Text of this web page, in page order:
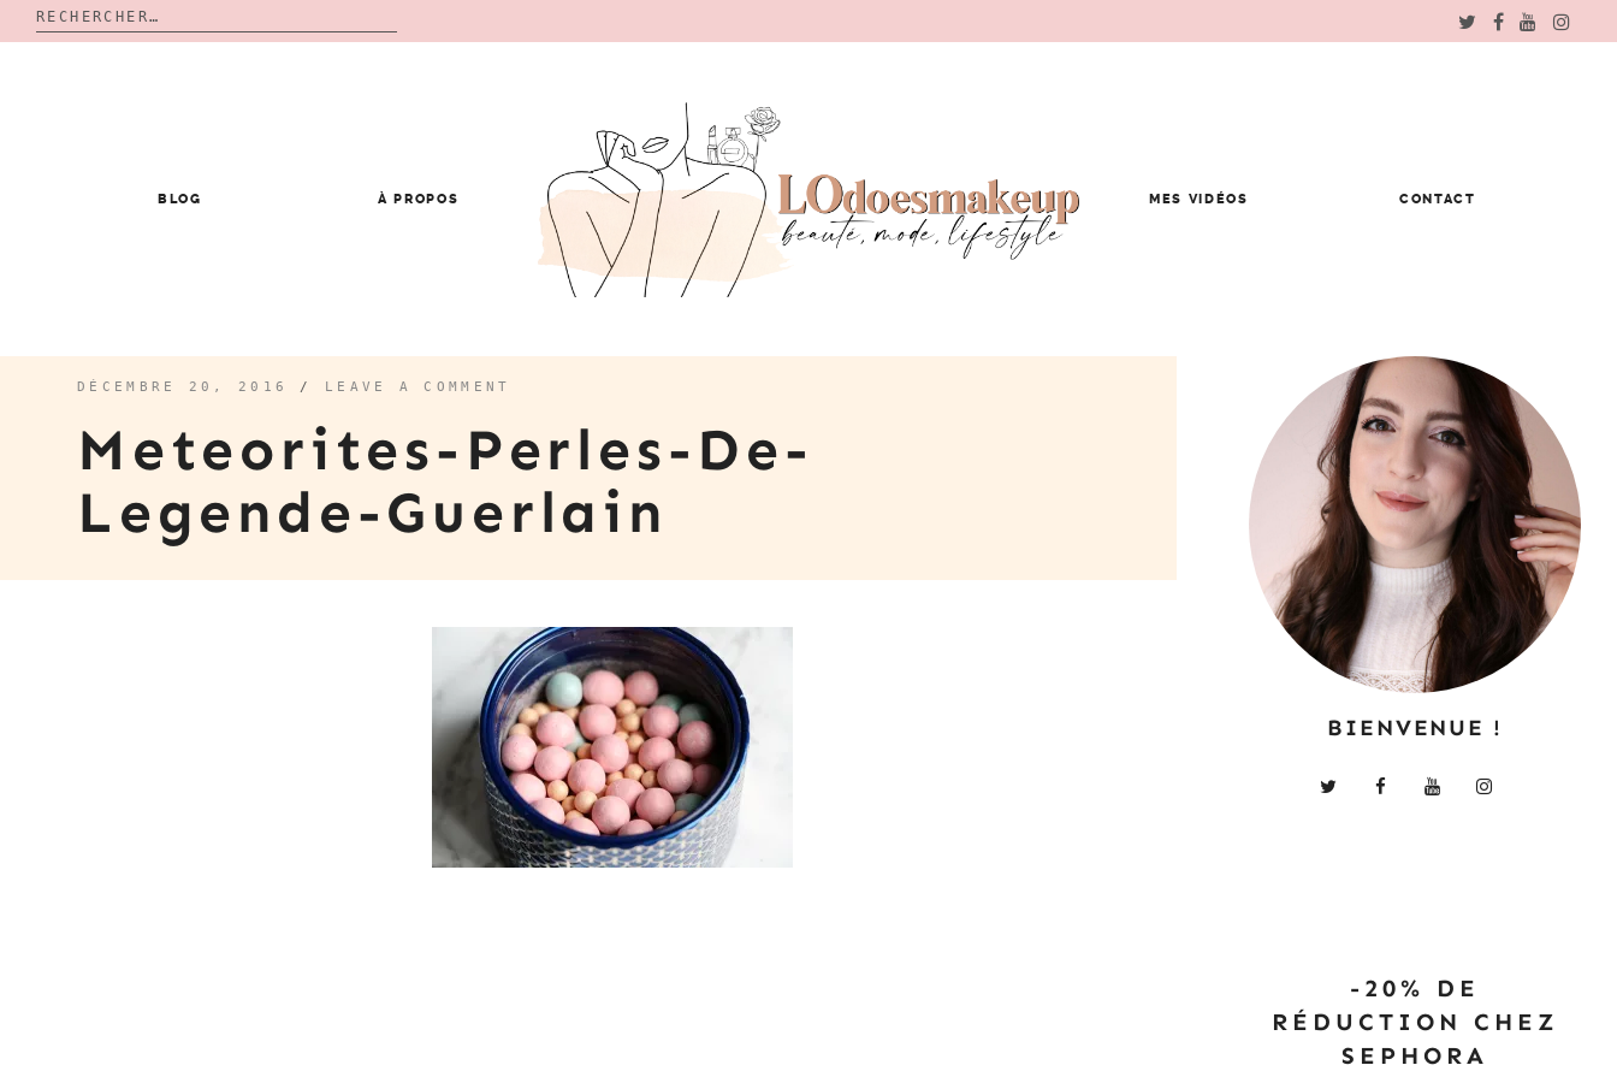
Rechercher :
BLOG À PROPOS MES VIDÉOS CONTACT
DÉCEMBRE 20, 2016 / LEAVE A COMMENT
Meteorites-Perles-De-
Legende-Guerlain
BIENVENUE !
-20% DE
RÉDUCTION CHEZ
SEPHORA